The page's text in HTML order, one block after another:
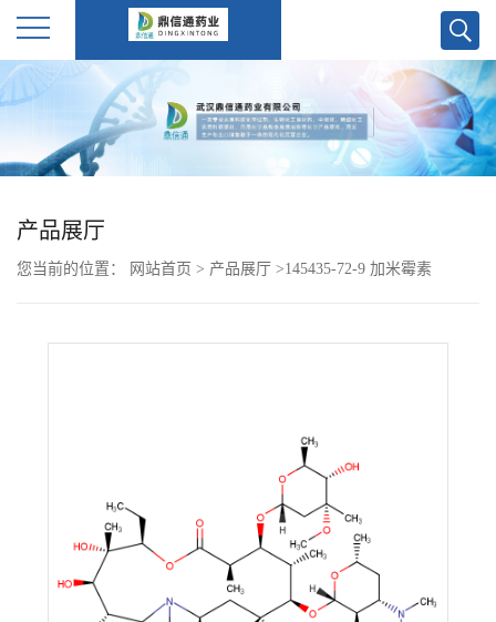
公
产品展厅
您当前的位置： 网站首页 > 产品展厅 >145435-72-9 加米霉素